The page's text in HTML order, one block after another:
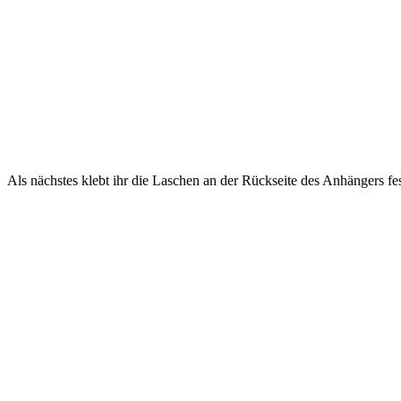
Als nächstes klebt ihr die Laschen an der Rückseite des Anhängers